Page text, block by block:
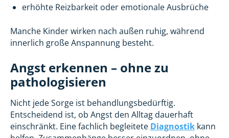
erhöhte Reizbarkeit oder emotionale Ausbrüche
Manche Kinder wirken nach außen ruhig, während
innerlich große Anspannung besteht.
Angst erkennen – ohne zu
pathologisieren
Nicht jede Sorge ist behandlungsbedürftig.
Entscheidend ist, ob Angst den Alltag dauerhaft
einschränkt. Eine fachlich begleitete Diagnostikkann